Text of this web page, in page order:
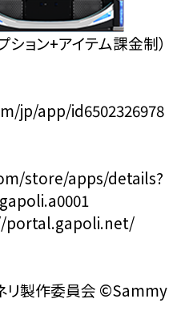
ション+アイテム課金制）
jp/app/id6502326978
store/apps/details?
portal.gapoli.net/
リ製作委員会 ©Sammy